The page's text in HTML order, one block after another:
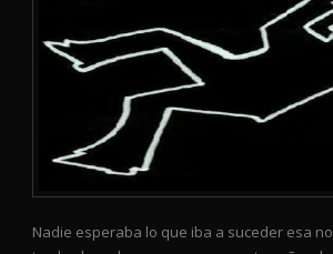
Nadie esperaba lo que iba a suceder esa